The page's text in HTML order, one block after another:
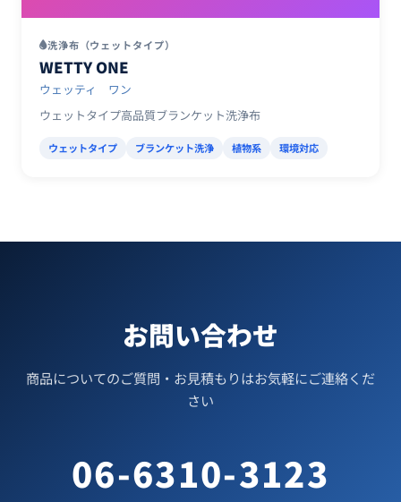
洗浄布（ウェットタイプ）
WETTY ONE
ウェッティ ワン
ウェットタイプ高品質ブランケット洗浄布
ウェットタイプ ブランケット洗浄 植物系 環境対応
お問い合わせ
商品についてのご質問・お見積もりはお気軽にご連絡くだ
さい
06-6310-3123